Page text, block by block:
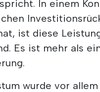
In einem
ist diese
Es ist mehr als
wurde vor